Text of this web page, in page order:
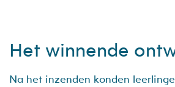
Het winnende
Na het inzenden konden